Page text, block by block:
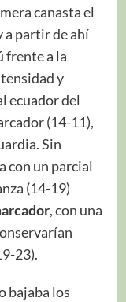
canasta el
a partir de ahí
frente a la
y
ecuador del
(14-11),
Sin
con un parcial
(14-19)
, con una
23).
bajaba los